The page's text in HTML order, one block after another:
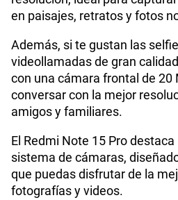
Capacidad Memoria Externa
Capacidad Memoria Interna
Capacidad Memoria RAM
en paisajes, retratos y fotos
Además, si te gustan las
videollamadas de gran
con una cámara frontal de 20
conversar con la mejor
amigos y familiares.
El Redmi Note 15 Pro
sistema de cámaras,
que puedas disfrutar de la
fotografías y videos.